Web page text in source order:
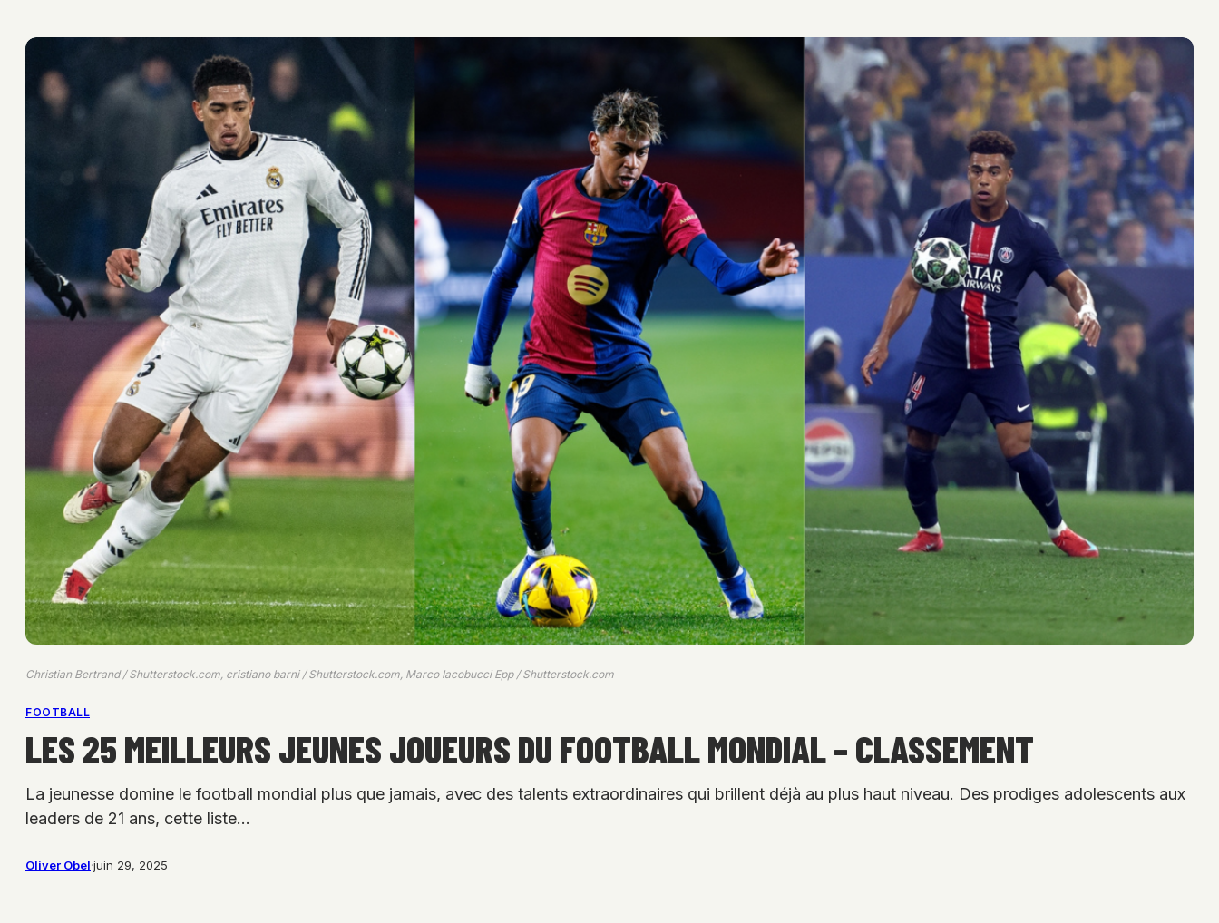
Christian Bertrand / Shutterstock.com, cristiano barni / Shutterstock.com, Marco Iacobucci Epp / Shutterstock.com
FOOTBALL
LES 25 MEILLEURS JEUNES JOUEURS DU FOOTBALL MONDIAL – CLASSEMENT
La jeunesse domine le football mondial plus que jamais, avec des talents extraordinaires qui brillent déjà au plus haut niveau. Des prodiges adolescents aux
leaders de 21 ans, cette liste…
Oliver Obel·juin 29, 2025